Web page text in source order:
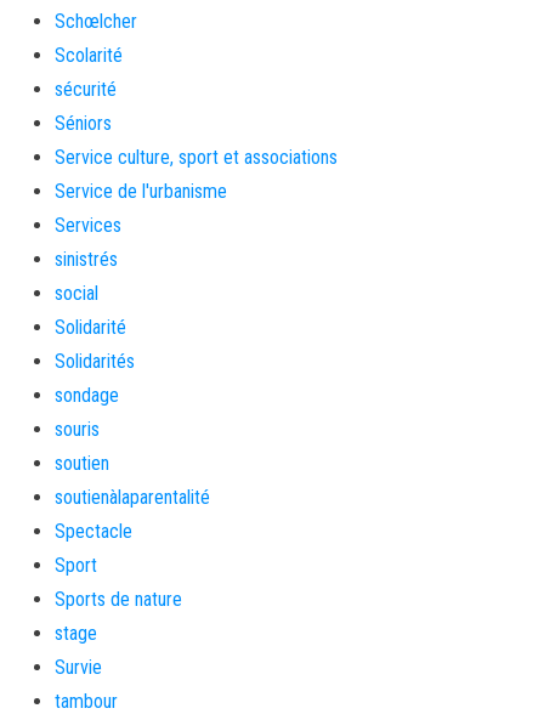
Schœlcher
Scolarité
sécurité
Séniors
Service culture, sport et associations
Service de l'urbanisme
Services
sinistrés
social
Solidarité
Solidarités
sondage
souris
soutien
soutienàlaparentalité
Spectacle
Sport
Sports de nature
stage
Survie
tambour